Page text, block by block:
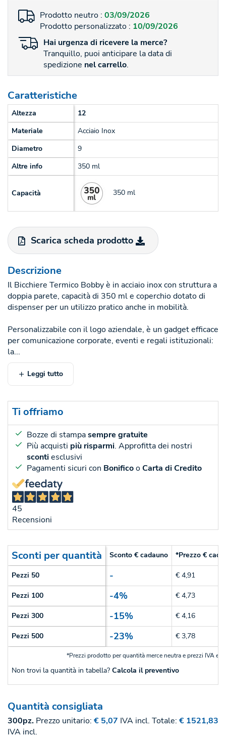
Prodotto neutro : 03/09/2026
Prodotto personalizzato : 10/09/2026
Hai urgenza di ricevere la merce?
Tranquillo, puoi anticipare la data di
spedizione nel carrello.
Caratteristiche
Altezza
12
Materiale
Acciaio Inox
Diametro
9
Altre info
350 ml
Capacità 350 ml
Scarica scheda prodotto
Descrizione
Il Bicchiere Termico Bobby è in acciaio inox con struttura a
doppia parete, capacità di 350 ml e coperchio dotato di
dispenser per un utilizzo pratico anche in mobilità.
Personalizzabile con il logo aziendale, è un gadget efficace
per comunicazione corporate, eventi e regali istituzionali:
la...
Leggi tutto
Ti offriamo
Bozze di stampasempre gratuite
Più acquisti più risparmi. Approfitta dei nostri
scontiesclusivi
Pagamenti sicuri con BonificooCarta di Credito
45
Recensioni
Sconti per quantità Sconto € cadauno *Prezzo €
Pezzi 50 - € 4,91
Pezzi 100 -4% € 4,73
Pezzi 300 -15% € 4,16
Pezzi 500 -23% € 3,78
*Prezzi prodotto per quantità merce neutra e prezzi IVA
Non trovi la quantità in tabella? Calcola il preventivo
Quantità consigliata
300pz. Prezzo unitario: € 5,07 IVA incl. Totale: € 1521,83
IVA incl.